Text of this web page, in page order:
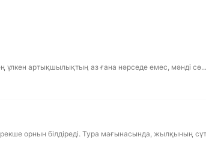
үлкен артықшылықтың аз ғана нәрседе емес, мәнді сө...
орнын білдіреді. Тура мағынасында, жылқының